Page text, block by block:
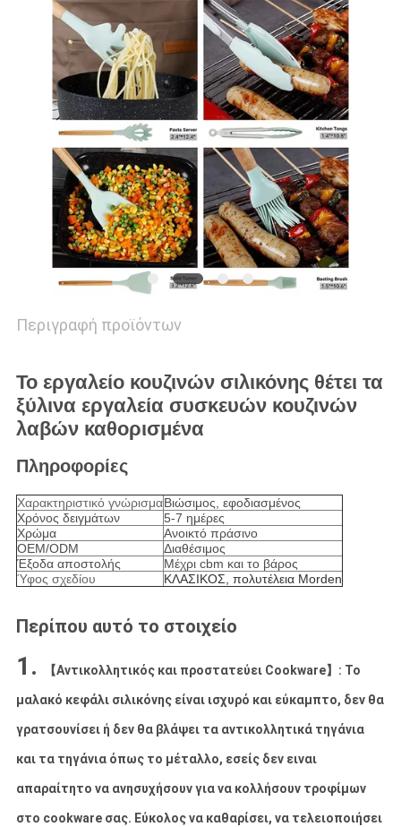
PRIVACY
POLICY
Περιγραφή προϊόντων
Το εργαλείο κουζινών σιλικόνης θέτει τα
ξύλινα εργαλεία συσκευών κουζινών
λαβών καθορισμένα
Πληροφορίες
Χαρακτηριστικό γνώρισμαΒιώσιμος, εφοδιασμένος
Χρόνος δειγμάτων
5-7 ημέρες
Χρώμα
Ανοικτό πράσινο
OEM/ODM
Διαθέσιμος
Έξοδα αποστολής
Μέχρι cbm και το βάρος
Ύφος σχεδίου
ΚΛΑΣΙΚΟΣ, πολυτέλεια Morden
Περίπου αυτό το στοιχείο
1. 【Αντικολλητικός και προστατεύει Cookware】: Το
μαλακό κεφάλι σιλικόνης είναι ισχυρό και εύκαμπτο, δεν θα
γρατσουνίσει ή δεν θα βλάψει τα αντικολλητικά τηγάνια
και τα τηγάνια όπως το μέταλλο, εσείς δεν ειναι
απαραίτητο να ανησυχήσουν για να κολλήσουν τροφίμων
στο cookware σας. Εύκολος να καθαρίσει, να τελειοποιήσει